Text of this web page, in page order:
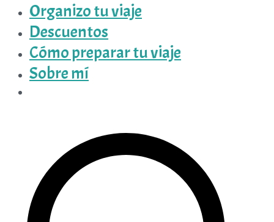
Organizo tu viaje
Descuentos
Cómo preparar tu viaje
Sobre mí